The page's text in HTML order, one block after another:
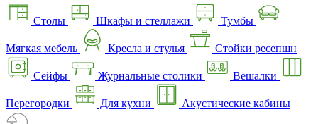
Столы Шкафы и стеллажи Тумбы
Мягкая мебель Кресла и стулья Стойки ресепшн
Сейфы Журнальные столики Вешалки
Перегородки Для кухни Акустические кабины